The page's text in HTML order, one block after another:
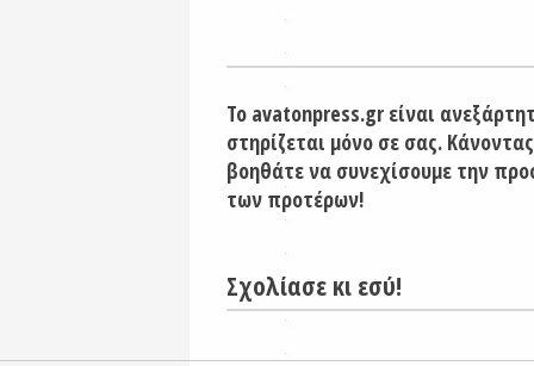
Το avatonpress.gr είναι
στηρίζεται μόνο σε σας.
βοηθάτε να συνεχίσουμε την
των προτέρων!
Σχολίασε κι εσύ!